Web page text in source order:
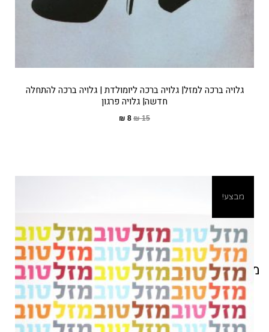
מוצרים קשורים
גלויה ברכה למזל| גלויה ברכה ליומולדת | גלויה ברכה להתחלה
חדשה| גלויה פרגון
15
₪
8
₪
מבצע!